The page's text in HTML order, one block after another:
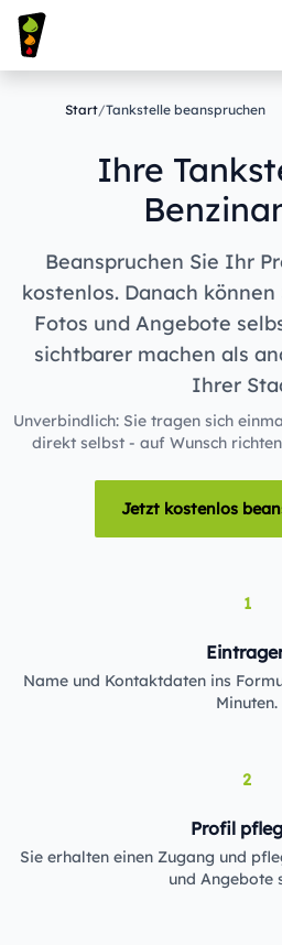
Start/Tankstelle beanspruchen
Ihre
Beanspruchen Sie Ihr
kostenlos. Danach
Fotos und Angebote
sichtbarer machen als
Ihrer
Unverbindlich: Sie tragen sich
direkt selbst - auf Wunsch
Jetzt kostenlos
1
Name und Kontaktdaten ins
Minuten.
2
Profil
Sie erhalten einen Zugang und
und Angebote